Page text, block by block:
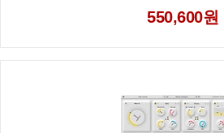
550,600원